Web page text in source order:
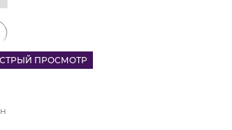
ПРОСМОТР